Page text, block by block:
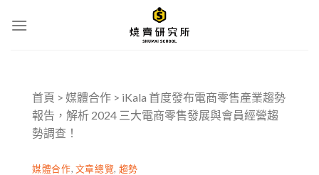
首頁 > 媒體合作 > iKala 首度發布電商零售產業趨勢
報告，解析 2024 三大電商零售發展與會員經營趨
勢調查！
媒體合作, 文章總覽, 趨勢